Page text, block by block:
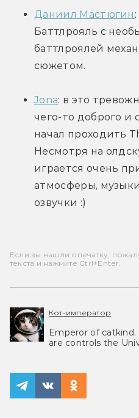
Даниил Мастюгин
Баттлрояль с
баттлроялей
сюжетом.
Jona: в это
чего-то доброго и
начал проходить
Несмотря на
играется очень
атмосферы,
озвучки :)
Если вы нашли опечатку,
текста и нажмите Ctrl+Enter.
Кот-император
Emperor of
are controls the